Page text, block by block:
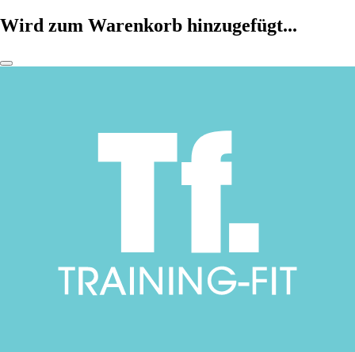
Wird zum Warenkorb hinzugefügt...